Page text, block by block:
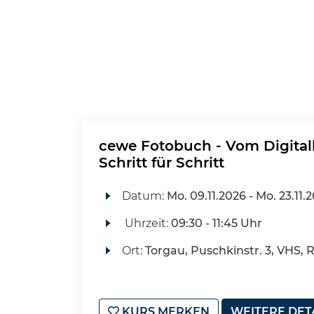
cewe Fotobuch - Vom
Schritt für Schritt
Datum: Mo. 09.11.2026 - Mo.
Uhrzeit: 09:30 - 11:45 Uhr
Ort: Torgau, Puschkinstr. 3, VHS,